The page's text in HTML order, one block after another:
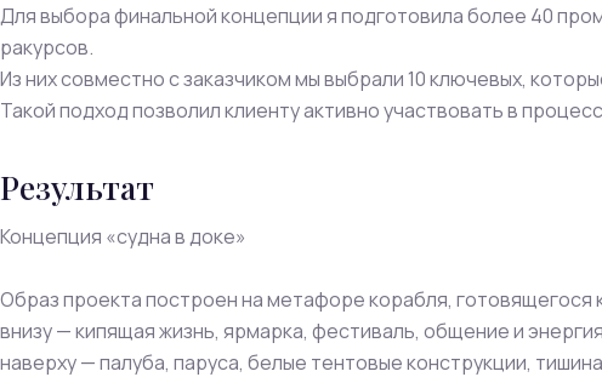
Для выбора финальной концепции я подготовила более 40
ракурсов.
Из них совместно с заказчиком мы выбрали 10 ключевых,
Такой подход позволил клиенту активно участвовать в
Результат
Концепция «судна в доке»
Образ проекта построен на метафоре корабля, готовящегося
внизу — кипящая жизнь, ярмарка, фестиваль, общение и
наверху — палуба, паруса, белые тентовые конструкции,